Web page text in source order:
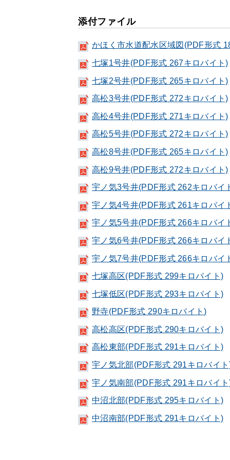
添付ファイル
かほく市水道配水区域図(PDF形式
七塚1号井(PDF形式 267キロバイト)
七塚2号井(PDF形式 265キロバイト)
高松3号井(PDF形式 272キロバイト)
高松4号井(PDF形式 271キロバイト)
高松5号井(PDF形式 272キロバイト)
高松8号井(PDF形式 265キロバイト)
高松9号井(PDF形式 272キロバイト)
宇ノ気3号井(PDF形式 262キロバイ
宇ノ気4号井(PDF形式 261キロバイ
宇ノ気5号井(PDF形式 266キロバイ
宇ノ気6号井(PDF形式 266キロバイ
宇ノ気7号井(PDF形式 266キロバイ
七塚高区(PDF形式 299キロバイト)
七塚低区(PDF形式 293キロバイト)
野寺(PDF形式 290キロバイト)
高松高区(PDF形式 290キロバイト)
高松東部(PDF形式 291キロバイト)
宇ノ気北部(PDF形式 291キロバイ
宇ノ気南部(PDF形式 291キロバイ
中沼北部(PDF形式 295キロバイト)
中沼南部(PDF形式 291キロバイト)